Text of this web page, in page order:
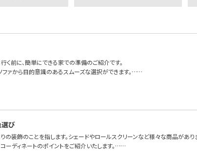
く前に、簡単にできる家での準備のご紹介です。
ファから目的意識のあるスムーズな選択ができます。……
選び
りの装飾のことを指します。シェードやロールスクリーンなど様々な商品があ
ーディネートのポイントをご紹介いたします。……